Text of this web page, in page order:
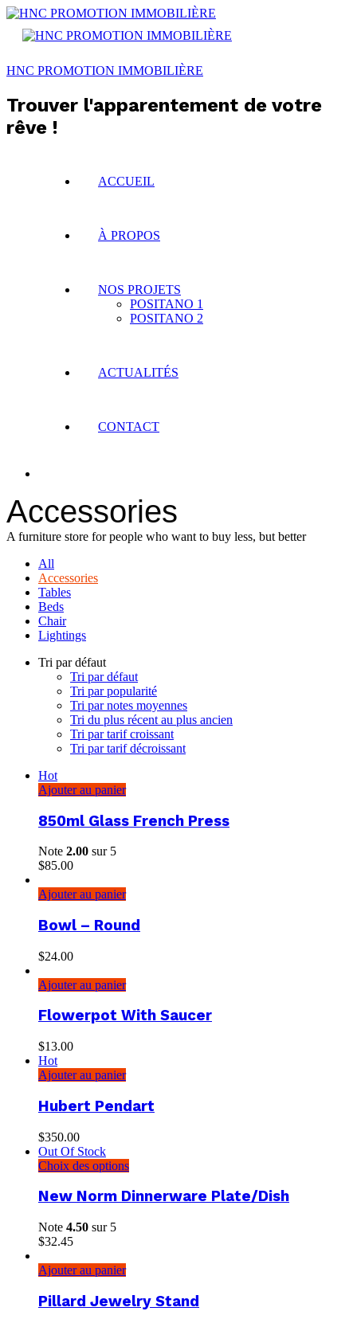
HNC PROMOTION IMMOBILIÈRE
Trouver l'apparentement de votre
rêve !
ACCUEIL
À PROPOS
NOS PROJETS
POSITANO 1
POSITANO 2
ACTUALITÉS
CONTACT
Accessories
A furniture store for people who want to buy less, but better
All
Accessories
Tables
Beds
Chair
Lightings
Tri par défaut
Tri par défaut
Tri par popularité
Tri par notes moyennes
Tri du plus récent au plus ancien
Tri par tarif croissant
Tri par tarif décroissant
Hot
Ajouter au panier
850ml Glass French Press
Note 2.00 sur 5
$85.00
Ajouter au panier
Bowl – Round
$24.00
Ajouter au panier
Flowerpot With Saucer
$13.00
Hot
Ajouter au panier
Hubert Pendart
$350.00
Out Of Stock
Choix des options
New Norm Dinnerware Plate/Dish
Note 4.50 sur 5
$32.45
Ajouter au panier
Pillard Jewelry Stand